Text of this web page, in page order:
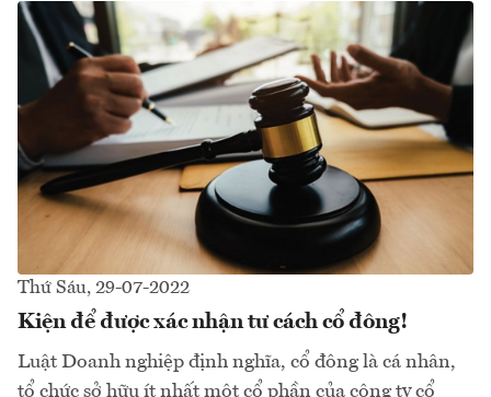
Thứ Sáu, 29-07-2022
Kiện để được xác nhận tư cách cổ đông!
Luật Doanh nghiệp định nghĩa, cổ đông là cá nhân,
tổ chức sở hữu ít nhất một cổ phần của công ty cổ